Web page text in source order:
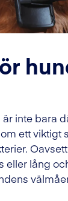
inte bara
ett viktigt
eller lång